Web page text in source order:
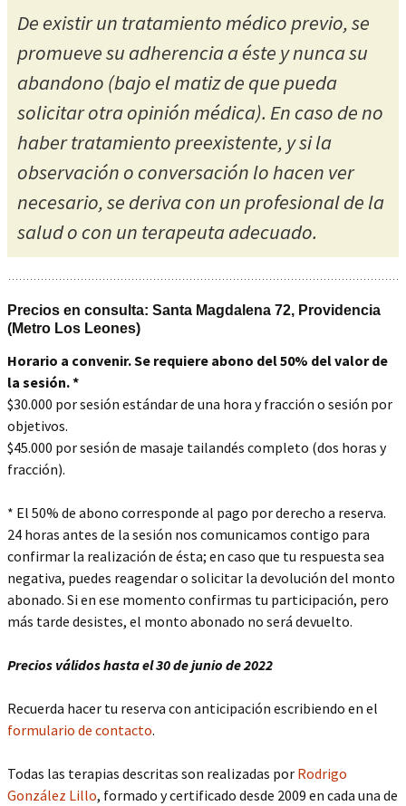
De existir un tratamiento médico previo, se
promueve su adherencia a éste y nunca su
abandono (bajo el matiz de que pueda
solicitar otra opinión médica). En caso de no
haber tratamiento preexistente, y si la
observación o conversación lo hacen ver
necesario, se deriva con un profesional de la
salud o con un terapeuta adecuado.
Precios en consulta: Santa Magdalena 72, Providencia
(Metro Los Leones)
Horario a convenir. Se requiere abono del 50% del valor de
la sesión. *
$30.000 por sesión estándar de una hora y fracción o sesión por
objetivos.
$45.000 por sesión de masaje tailandés completo (dos horas y
fracción).
* El 50% de abono corresponde al pago por derecho a reserva.
24 horas antes de la sesión nos comunicamos contigo para
confirmar la realización de ésta; en caso que tu respuesta sea
negativa, puedes reagendar o solicitar la devolución del monto
abonado. Si en ese momento confirmas tu participación, pero
más tarde desistes, el monto abonado no será devuelto.
Precios válidos hasta el 30 de junio de 2022
Recuerda hacer tu reserva con anticipación escribiendo en el
formulario de contacto.
Todas las terapias descritas son realizadas por Rodrigo
González Lillo, formado y certificado desde 2009 en cada una de